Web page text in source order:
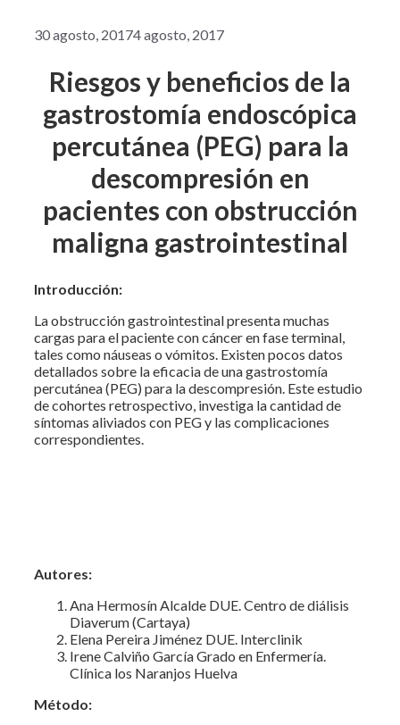
30 agosto, 20174 agosto, 2017
Riesgos y beneficios de la
gastrostomía endoscópica
percutánea (PEG) para la
descompresión en
pacientes con obstrucción
maligna gastrointestinal
Introducción:
La obstrucción gastrointestinal presenta muchas
cargas para el paciente con cáncer en fase terminal,
tales como náuseas o vómitos. Existen pocos datos
detallados sobre la eficacia de una gastrostomía
percutánea (PEG) para la descompresión. Este estudio
de cohortes retrospectivo, investiga la cantidad de
síntomas aliviados con PEG y las complicaciones
correspondientes.
Autores:
Ana Hermosín Alcalde DUE. Centro de diálisis
Diaverum (Cartaya)
Elena Pereira Jiménez DUE. Interclinik
Irene Calviño García Grado en Enfermería.
Clínica los Naranjos Huelva
Método: